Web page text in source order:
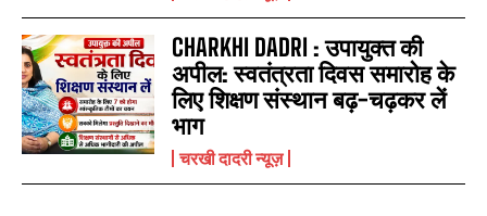
CHARKHI DADRI : उपायुक्त की
अपील: स्वतंत्रता दिवस समारोह के
लिए शिक्षण संस्थान बढ़-चढ़कर लें
भाग
चरखी दादरी न्यूज़